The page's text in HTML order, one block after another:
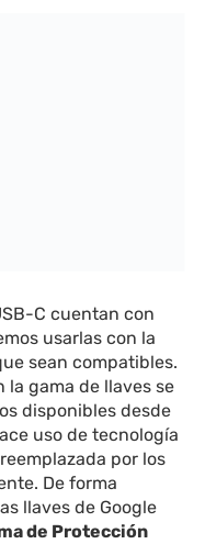
C cuentan con
usarlas con la
sean compatibles.
la gama de llaves se
disponibles desde
uso de tecnología
por los
De forma
llaves de Google
de Protección